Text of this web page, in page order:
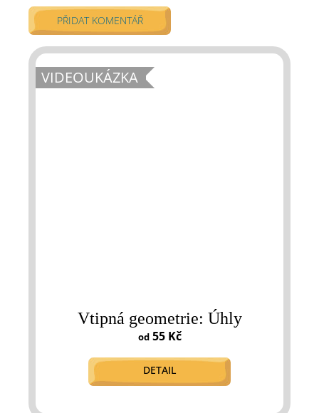
VIDEOUKÁZKA
Vtipná geometrie: Úhly
od55 Kč
DETAIL
PŘIDAT KOMENTÁŘ